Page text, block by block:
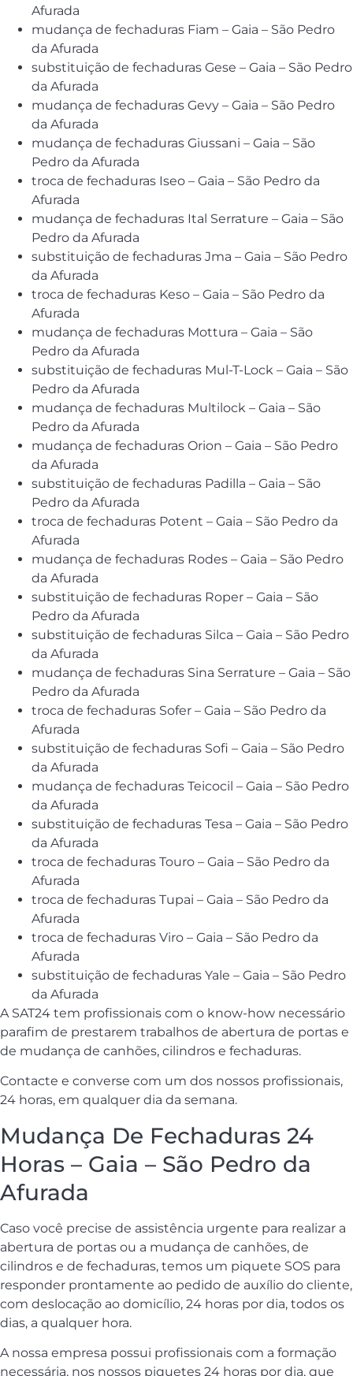
Afurada
mudança de fechaduras Fiam – Gaia – São Pedro
da Afurada
substituição de fechaduras Gese – Gaia – São Pedro
da Afurada
mudança de fechaduras Gevy – Gaia – São Pedro
da Afurada
mudança de fechaduras Giussani – Gaia – São
Pedro da Afurada
troca de fechaduras Iseo – Gaia – São Pedro da
Afurada
mudança de fechaduras Ital Serrature – Gaia – São
Pedro da Afurada
substituição de fechaduras Jma – Gaia – São Pedro
da Afurada
troca de fechaduras Keso – Gaia – São Pedro da
Afurada
mudança de fechaduras Mottura – Gaia – São
Pedro da Afurada
substituição de fechaduras Mul-T-Lock – Gaia – São
Pedro da Afurada
mudança de fechaduras Multilock – Gaia – São
Pedro da Afurada
mudança de fechaduras Orion – Gaia – São Pedro
da Afurada
substituição de fechaduras Padilla – Gaia – São
Pedro da Afurada
troca de fechaduras Potent – Gaia – São Pedro da
Afurada
mudança de fechaduras Rodes – Gaia – São Pedro
da Afurada
substituição de fechaduras Roper – Gaia – São
Pedro da Afurada
substituição de fechaduras Silca – Gaia – São Pedro
da Afurada
mudança de fechaduras Sina Serrature – Gaia – São
Pedro da Afurada
troca de fechaduras Sofer – Gaia – São Pedro da
Afurada
substituição de fechaduras Sofi – Gaia – São Pedro
da Afurada
mudança de fechaduras Teicocil – Gaia – São Pedro
da Afurada
substituição de fechaduras Tesa – Gaia – São Pedro
da Afurada
troca de fechaduras Touro – Gaia – São Pedro da
Afurada
troca de fechaduras Tupai – Gaia – São Pedro da
Afurada
troca de fechaduras Viro – Gaia – São Pedro da
Afurada
substituição de fechaduras Yale – Gaia – São Pedro
da Afurada
A SAT24 tem profissionais com o know-how necessário
parafim de prestarem trabalhos de abertura de portas e
de mudança de canhões, cilindros e fechaduras.
Contacte e converse com um dos nossos profissionais,
24 horas, em qualquer dia da semana.
Mudança De Fechaduras 24
Horas – Gaia – São Pedro da
Afurada
Caso você precise de assistência urgente para realizar a
abertura de portas ou a mudança de canhões, de
cilindros e de fechaduras, temos um piquete SOS para
responder prontamente ao pedido de auxílio do cliente,
com deslocação ao domicílio, 24 horas por dia, todos os
dias, a qualquer hora.
A nossa empresa possui profissionais com a formação
necessária, nos nossos piquetes 24 horas por dia, que